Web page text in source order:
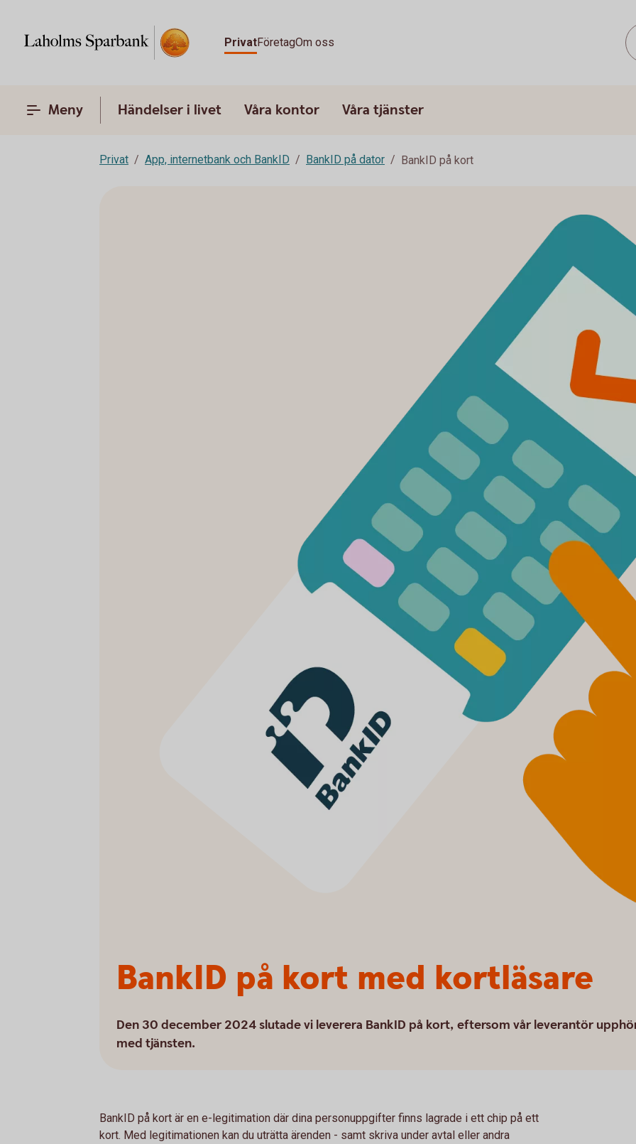
PrivatFöretagOm oss
Meny Händelser i livet Våra kontor Våra tjänster
Privat App, internetbank och BankID BankID på dator BankID på kort
BankID på kort med kortläsare
Den 30 december 2024 slutade vi leverera BankID på kort, eftersom vår leverantör
med tjänsten.
BankID på kort är en e-legitimation där dina personuppgifter finns lagrade i ett chip på ett
kort. Med legitimationen kan du uträtta ärenden - samt skriva under avtal eller andra